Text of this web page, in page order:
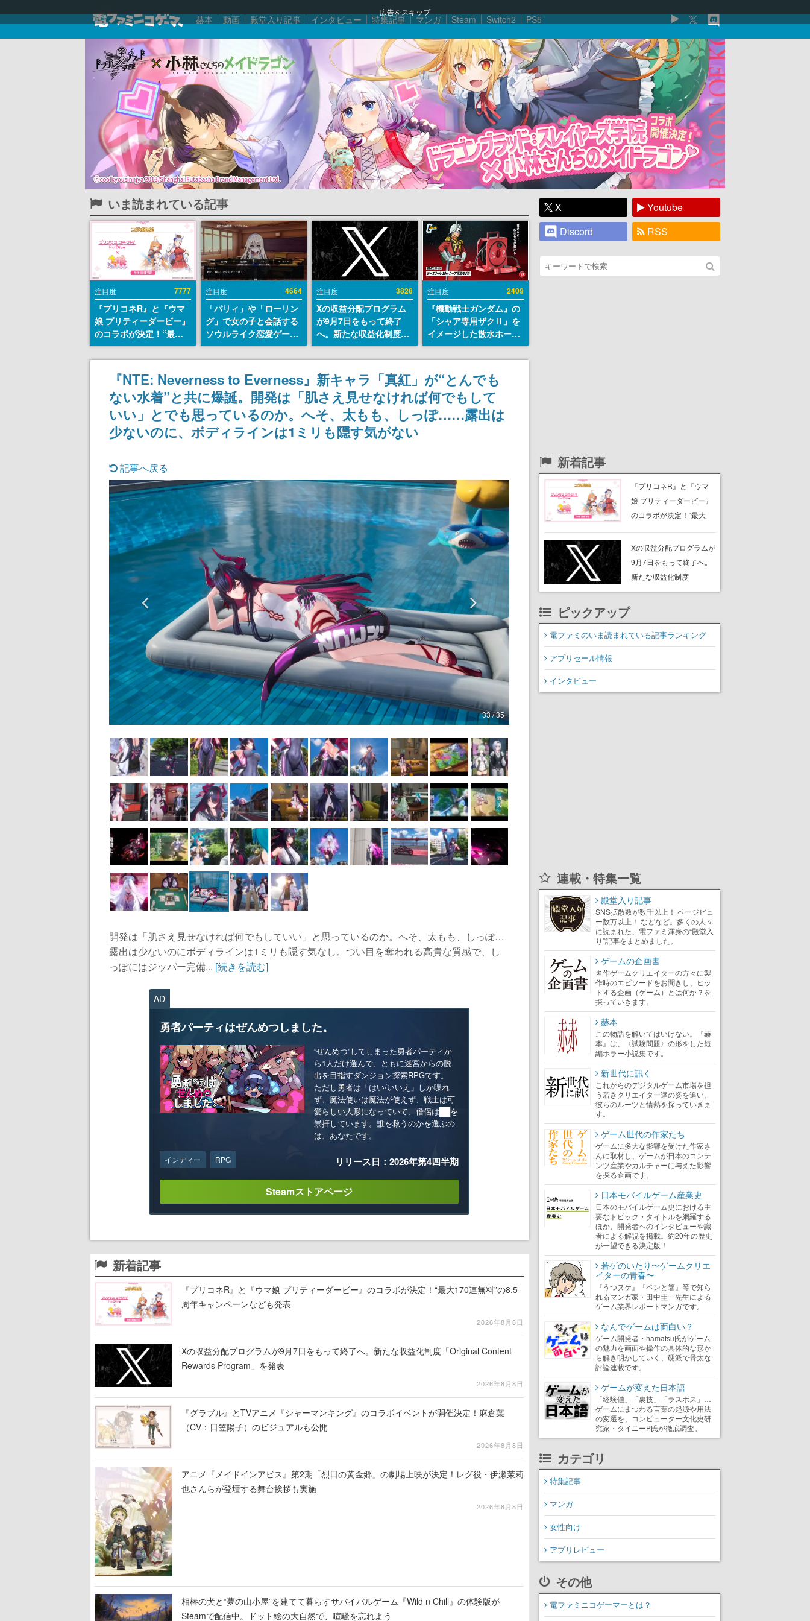
広告をスキップ
赫本 動画 殿堂入り記事 インタビュー 特集記事 マンガ Steam Switch2 PS5
いま読まれている記事
注目度 7777
『プリコネR』と『ウマ
娘 プリティーダービー』
のコラボが決定！“最大
170連無料”の8.5周年キ
ャンペーンなども発表
注目度 4664
「パリィ」や「ローリン
グ」で女の子と会話する
ソウルライク恋愛ゲーム
『小早川さんはソウルラ
イク』無料公開。返事に
失敗すると「YOU
DIED」
注目度 3828
Xの収益分配プログラム
が9月7日をもって終了
へ。新たな収益化制度
「Original Content
Rewards Program」を
発表
注目度 2409
『機動戦士ガンダム』の
「シャア専用ザクⅡ」を
イメージした散水ホース
リールが予約開始。本体
にはシャアのパーソナル
マークやジオン公国軍の
エンブレム、型式番号な
どを配置
『NTE: Neverness to Everness』新キャラ「真紅」が“とんでも
ない水着”と共に爆誕。開発は「肌さえ見せなければ何でもして
いい」とでも思っているのか。へそ、太もも、しっぽ……露出は
少ないのに、ボディラインは1ミリも隠す気がない
記事へ戻る
33 / 35
開発は「肌さえ見せなければ何でもしていい」と思っているのか。へそ、太もも、しっぽ…
露出は少ないのにボディラインは1ミリも隠す気なし。つい目を奪われる高貴な質感で、し
っぽにはジッパー完備... [続きを読む]
AD
勇者パーティはぜんめつしました。
“ぜんめつ”してしまった勇者パーティか
ら1人だけ選んで、ともに迷宮からの脱
出を目指すダンジョン探索RPGです。
ただし勇者は「はい/いいえ」しか喋れ
ず、魔法使いは魔法が使えず、戦士は可
愛らしい人形になっていて、僧侶は██を
崇拝しています。誰を救うのかを選ぶの
は、あなたです。
インディー RPG リリース日：2026年第4四半期
Steamストアページ
新着記事
『プリコネR』と『ウマ娘 プリティーダービー』のコラボが決定！“最大170連無料”の8.5
周年キャンペーンなども発表
2026年8月8日
Xの収益分配プログラムが9月7日をもって終了へ。新たな収益化制度「Original Content
Rewards Program」を発表
2026年8月8日
『グラブル』とTVアニメ『シャーマンキング』のコラボイベントが開催決定！麻倉葉
（CV：日笠陽子）のビジュアルも公開
2026年8月8日
アニメ『メイドインアビス』第2期「烈日の黄金郷」の劇場上映が決定！レグ役・伊瀬茉莉
也さんらが登壇する舞台挨拶も実施
2026年8月8日
相棒の犬と“夢の山小屋”を建てて暮らすサバイバルゲーム『Wild n Chill』の体験版が
Steamで配信中。ドット絵の大自然で、喧騒を忘れよう
X
Youtube
Discord
RSS
新着記事
『プリコネR』と『ウマ
娘 プリティーダービー』
のコラボが決定！“最大
ンペーンなども発表
Xの収益分配プログラムが
9月7日をもって終了へ。
新たな収益化制度
「Original Content
ピックアップ
電ファミのいま読まれている記事ランキング
アプリセール情報
インタビュー
連載・特集一覧
殿堂入り記事
SNS拡散数が数千以上！ ページビュ
ー数万以上！ などなど。多くの人々
に読まれた、電ファミ渾身の“殿堂入
り”記事をまとめました。
ゲームの企画書
名作ゲームクリエイターの方々に製
作時のエピソードをお聞きし、ヒッ
トする企画（ゲーム）とは何か？を
探っていきます。
赫本
この物語を解いてはいけない。『赫
本』は、〈試験問題〉の形をした短
編ホラー小説集です。
新世代に訊く
これからのデジタルゲーム市場を担
う若きクリエイター達の姿を追い、
彼らのルーツと情熱を探っていきま
す。
ゲーム世代の作家たち
ゲームに多大な影響を受けた作家さ
んに取材し、ゲームが日本のコンテ
ンツ産業やカルチャーに与えた影響
を探る企画です。
日本モバイルゲーム産業史
日本のモバイルゲーム史における主
要なトピック・タイトルを網羅する
ほか、開発者へのインタビューや識
者による解説を掲載。約20年の歴史
が一望できる決定版！
若ゲのいたり〜ゲームクリエ
イターの青春〜
『うつヌケ』『ペンと箸』等で知ら
れるマンガ家・田中圭一先生による
ゲーム業界レポートマンガです。
なんでゲームは面白い？
ゲーム開発者・hamatsu氏がゲーム
の魅力を画面や操作の具体的な形か
ら解き明かしていく、硬派で骨太な
評論連載です。
ゲームが変えた日本語
「経験値」「裏技」「ラスボス」…
ゲームにまつわる言葉の起源や用法
の変遷を、コンピューター文化史研
究家・タイニーP氏が徹底調査。
カテゴリ
特集記事
マンガ
女性向け
アプリレビュー
その他
電ファミニコゲーマーとは？